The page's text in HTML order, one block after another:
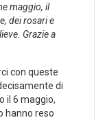
maggio, il
dei rosari e
Grazie a
con queste
di
il 6 maggio,
hanno reso